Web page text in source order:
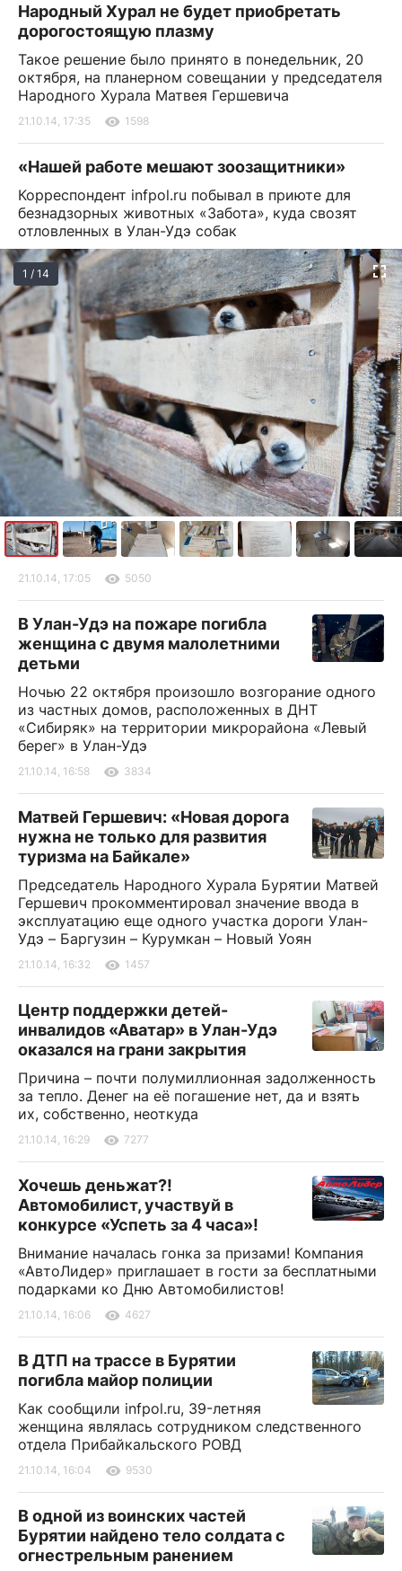
Народный Хурал не будет приобретать
дорогостоящую плазму
Такое решение было принято в понедельник, 20
октября, на планерном совещании у председателя
Народного Хурала Матвея Гершевича
21.10.14, 17:35 1598
«Нашей работе мешают зоозащитники»
Корреспондент infpol.ru побывал в приюте для
безнадзорных животных «Забота», куда свозят
отловленных в Улан-Удэ собак
1 / 14
21.10.14, 17:05 5050
В Улан-Удэ на пожаре погибла
женщина с двумя малолетними
детьми
Ночью 22 октября произошло возгорание одного
из частных домов, расположенных в ДНТ
«Сибиряк» на территории микрорайона «Левый
берег» в Улан-Удэ
21.10.14, 16:58 3834
Матвей Гершевич: «Новая дорога
нужна не только для развития
туризма на Байкале»
Председатель Народного Хурала Бурятии Матвей
Гершевич прокомментировал значение ввода в
эксплуатацию еще одного участка дороги Улан-
Удэ – Баргузин – Курумкан – Новый Уоян
21.10.14, 16:32 1457
Центр поддержки детей-
инвалидов «Аватар» в Улан-Удэ
оказался на грани закрытия
Причина – почти полумиллионная задолженность
за тепло. Денег на её погашение нет, да и взять
их, собственно, неоткуда
21.10.14, 16:29 7277
Хочешь деньжат?!
Автомобилист, участвуй в
конкурсе «Успеть за 4 часа»!
Внимание началась гонка за призами! Компания
«АвтоЛидер» приглашает в гости за бесплатными
подарками ко Дню Автомобилистов!
21.10.14, 16:06 4627
В ДТП на трассе в Бурятии
погибла майор полиции
Как сообщили infpol.ru, 39-летняя
женщина являлась сотрудником следственного
отдела Прибайкальского РОВД
21.10.14, 16:04 9530
В одной из воинских частей
Бурятии найдено тело солдата с
огнестрельным ранением